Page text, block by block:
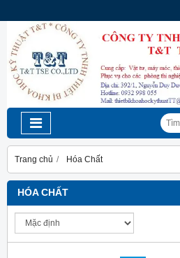
Trang chủ Hóa Chất
HÓA CHẤT